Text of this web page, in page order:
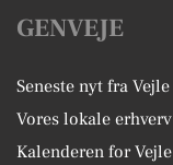
GENVEJE
Seneste nyt fra Vejle
Vores lokale erhverv
Kalenderen for Vejle